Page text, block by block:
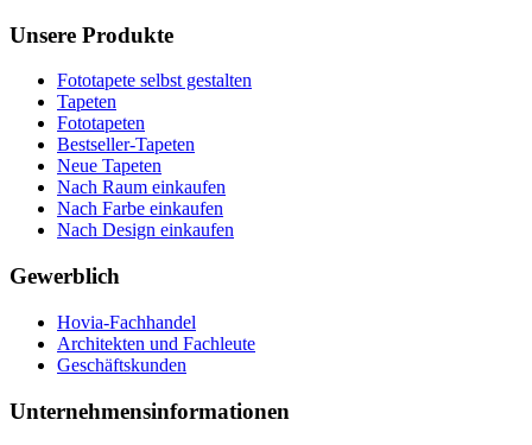
Unsere Produkte
Fototapete selbst gestalten
Tapeten
Fototapeten
Bestseller-Tapeten
Neue Tapeten
Nach Raum einkaufen
Nach Farbe einkaufen
Nach Design einkaufen
Gewerblich
Hovia-Fachhandel
Architekten und Fachleute
Geschäftskunden
Unternehmensinformationen